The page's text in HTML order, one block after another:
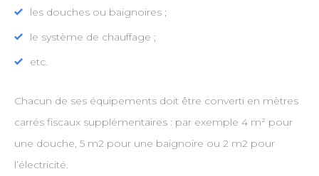
les douches ou baignoires ;
le système de chauffage ;
etc.
Chacun de ses équipements doit être converti en mètres
carrés fiscaux supplémentaires : par exemple 4 m² pour
une douche, 5 m2 pour une baignoire ou 2 m2 pour
l’électricité.